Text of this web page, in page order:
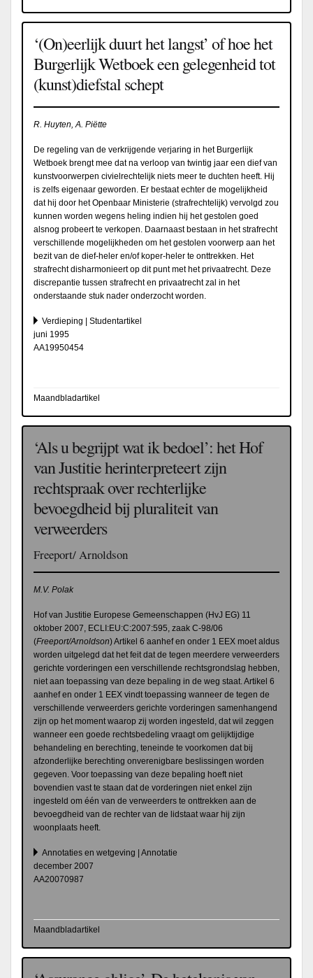
‘(On)eerlijk duurt het langst’ of hoe het
Burgerlijk Wetboek een gelegenheid tot
(kunst)diefstal schept
R. Huyten, A. Piëtte
De regeling van de verkrijgende verjaring in het Burgerlijk
Wetboek brengt mee dat na verloop van twintig jaar een dief van
kunstvoorwerpen civielrechtelijk niets meer te duchten heeft. Hij
is zelfs eigenaar geworden. Er bestaat echter de mogelijkheid
dat hij door het Openbaar Ministerie (strafrechtelijk) vervolgd zou
kunnen worden wegens heling indien hij het gestolen goed
alsnog probeert te verkopen. Daarnaast bestaan in het strafrecht
verschillende mogelijkheden om het gestolen voorwerp aan het
bezit van de dief-heler en/of koper-heler te onttrekken. Het
strafrecht disharmonieert op dit punt met het privaatrecht. Deze
discrepantie tussen strafrecht en privaatrecht zal in het
onderstaande stuk nader onderzocht worden.
Verdieping | Studentartikel
juni 1995
AA19950454
Maandbladartikel
‘Als u begrijpt wat ik bedoel’: het Hof
van Justitie herinterpreteert zijn
rechtspraak over rechterlijke
bevoegdheid bij pluraliteit van
verweerders
Freeport/ Arnoldson
M.V. Polak
Hof van Justitie Europese Gemeenschappen (HvJ EG) 11
oktober 2007, ECLI:EU:C:2007:595, zaak C-98/06
(Freeport/Arnoldson) Artikel 6 aanhef en onder 1 EEX moet aldus
worden uitgelegd dat het feit dat de tegen meerdere verweerders
gerichte vorderingen een verschillende rechtsgrondslag hebben,
niet aan toepassing van deze bepaling in de weg staat. Artikel 6
aanhef en onder 1 EEX vindt toepassing wanneer de tegen de
verschillende verweerders gerichte vorderingen samenhangend
zijn op het moment waarop zij worden ingesteld, dat wil zeggen
wanneer een goede rechtsbedeling vraagt om gelijktijdige
behandeling en berechting, teneinde te voorkomen dat bij
afzonderlijke berechting onverenigbare beslissingen worden
gegeven. Voor toepassing van deze bepaling hoeft niet
bovendien vast te staan dat de vorderingen niet enkel zijn
ingesteld om één van de verweerders te onttrekken aan de
bevoegdheid van de rechter van de lidstaat waar hij zijn
woonplaats heeft.
Annotaties en wetgeving | Annotatie
december 2007
AA20070987
Maandbladartikel